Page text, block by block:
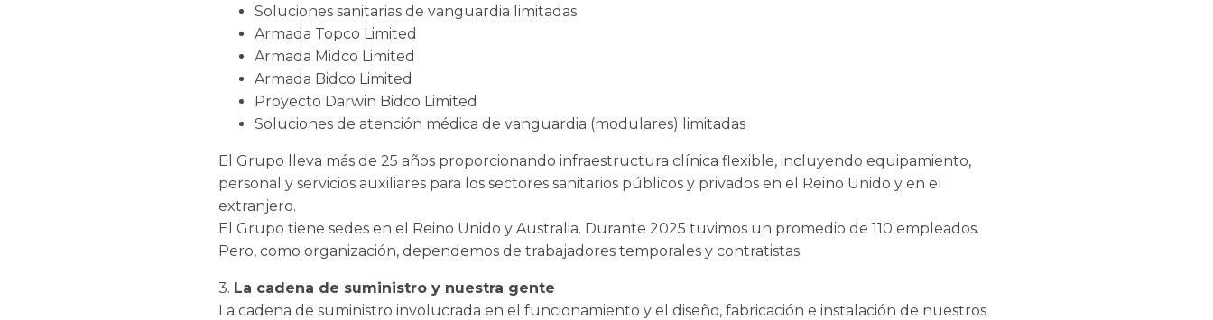
Soluciones sanitarias de vanguardia limitadas
Armada Topco Limited
Armada Midco Limited
Armada Bidco Limited
Proyecto Darwin Bidco Limited
Soluciones de atención médica de vanguardia (modulares) limitadas
El Grupo lleva más de 25 años proporcionando infraestructura clínica flexible, incluyendo equipamiento,
personal y servicios auxiliares para los sectores sanitarios públicos y privados en el Reino Unido y en el
extranjero.
El Grupo tiene sedes en el Reino Unido y Australia. Durante 2025 tuvimos un promedio de 110 empleados.
Pero, como organización, dependemos de trabajadores temporales y contratistas.
3. La cadena de suministro y nuestra gente
La cadena de suministro involucrada en el funcionamiento y el diseño, fabricación e instalación de nuestros